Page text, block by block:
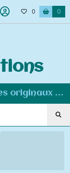
0 0
Vêtements, lingerie, accessoires originaux et personnalisés - Couture éco-responsable